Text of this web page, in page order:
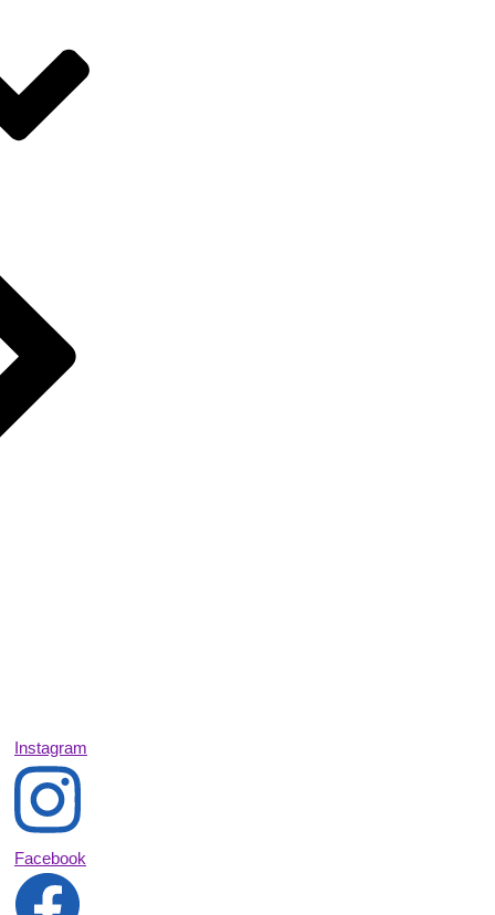
Instagram
Facebook